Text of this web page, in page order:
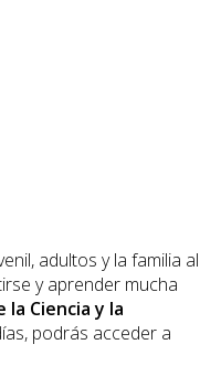
adultos y la familia al
y aprender mucha
la Ciencia y la
podrás acceder a